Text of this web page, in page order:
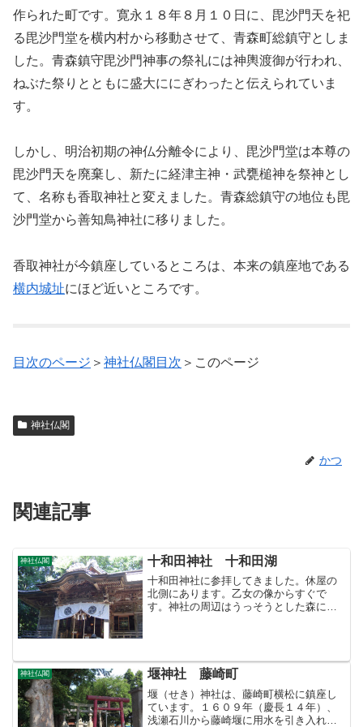
作られた町です。寛永１８年８月１０日に、毘沙門天を祀
る毘沙門堂を横内村から移動させて、青森町総鎮守としま
した。青森鎮守毘沙門神事の祭礼には神輿渡御が行われ、
ねぶた祭りとともに盛大ににぎわったと伝えられていま
す。
しかし、明治初期の神仏分離令により、毘沙門堂は本尊の
毘沙門天を廃棄し、新たに経津主神・武甕槌神を祭神とし
て、名称も香取神社と変えました。青森総鎮守の地位も毘
沙門堂から善知鳥神社に移りました。
香取神社が今鎮座しているところは、本来の鎮座地である
横内城址にほど近いところです。
目次のページ ＞ 神社仏閣目次 ＞このページ
神社仏閣
かつ
関連記事
神社仏閣 十和田神社 十和田湖
十和田神社に参拝してきました。休屋の
北側にあります。乙女の像からすぐで
す。神社の周辺はうっそうとした森にな
いいます。鉄ハシゴを降りる...
神社仏閣 堰神社 藤崎町
堰（せき）神社は、藤崎町横松に鎮座し
ています。１６０９年（慶長１４年）、
浅瀬石川から藤崎堰に用水を引き入れる